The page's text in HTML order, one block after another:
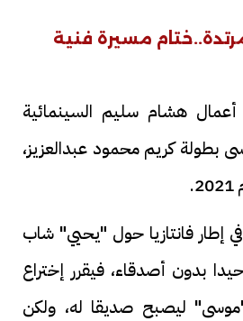
مسيرة فنية
أعمال هشام سليم السينمائية
بطولة كريم محمود عبدالعزيز،
إطار فانتازيا حول "يحيي" شاب
بدون أصدقاء، فيقرر إختراع
ليصبح صديقا له، ولكن